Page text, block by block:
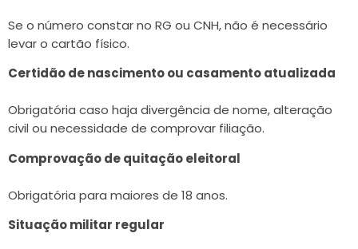
Se o número constar no RG ou CNH, não é necessário
levar o cartão físico.
Certidão de nascimento ou casamento atualizada
Obrigatória caso haja divergência de nome, alteração
civil ou necessidade de comprovar filiação.
Comprovação de quitação eleitoral
Obrigatória para maiores de 18 anos.
Situação militar regular